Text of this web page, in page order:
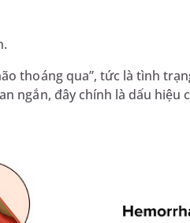
thoáng qua”, tức là tình
ngắn, đây chính là dấu hiệu